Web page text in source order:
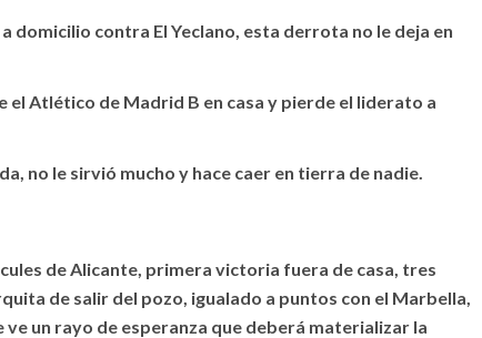
domicilio contra El Yeclano, esta derrota no le deja en
Atlético de Madrid B en casa y pierde el liderato a
no le sirvió mucho y hace caer en tierra de nadie.
de Alicante, primera victoria fuera de casa, tres
de salir del pozo, igualado a puntos con el Marbella,
un rayo de esperanza que deberá materializar la